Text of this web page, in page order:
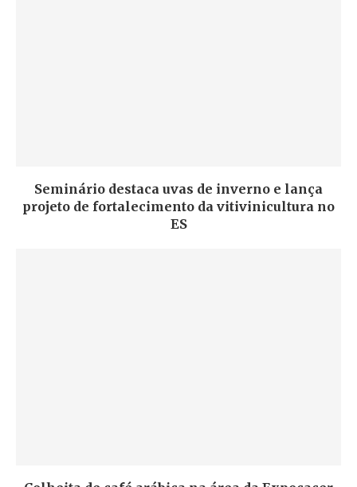
Seminário destaca uvas de inverno e lança
projeto de fortalecimento da vitivinicultura no
ES